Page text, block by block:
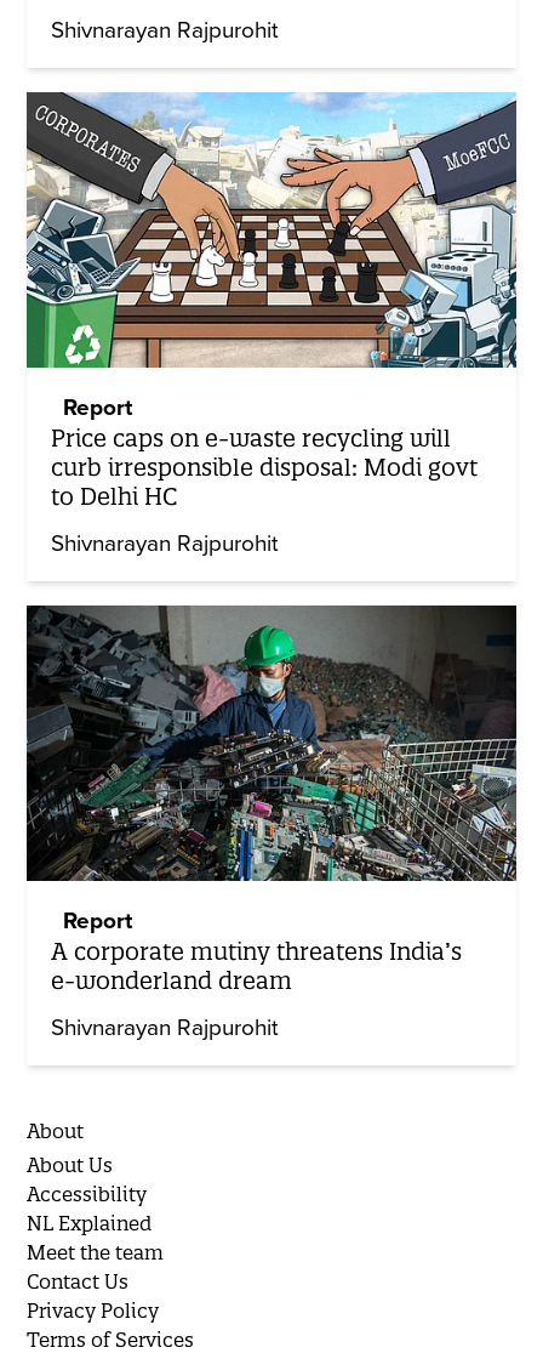
Shivnarayan Rajpurohit
Report
Price caps on e-waste recycling will
curb irresponsible disposal: Modi govt
to Delhi HC
Shivnarayan Rajpurohit
Report
A corporate mutiny threatens India’s
e-wonderland dream
Shivnarayan Rajpurohit
About
About Us
Accessibility
NL Explained
Meet the team
Contact Us
Privacy Policy
Terms of Services